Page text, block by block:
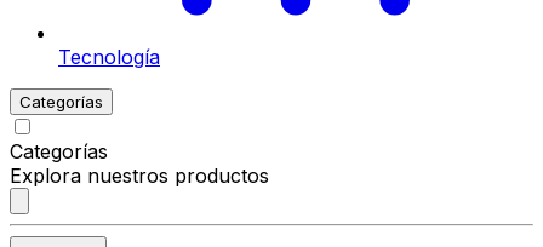
Tecnología
Categorías
Categorías
Explora nuestros productos